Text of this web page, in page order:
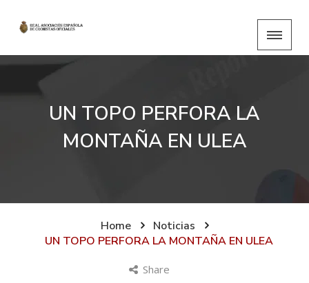
UN TOPO PERFORA LA
MONTAÑA EN ULEA
Home
Noticias
UN TOPO PERFORA LA MONTAÑA EN ULEA
Share